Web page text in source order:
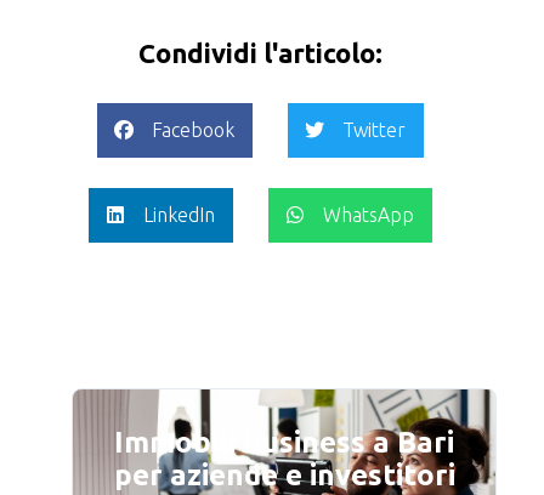
Condividi l'articolo:
Facebook Twitter
LinkedIn WhatsApp
Immobili business a Bari
per aziende e investitori